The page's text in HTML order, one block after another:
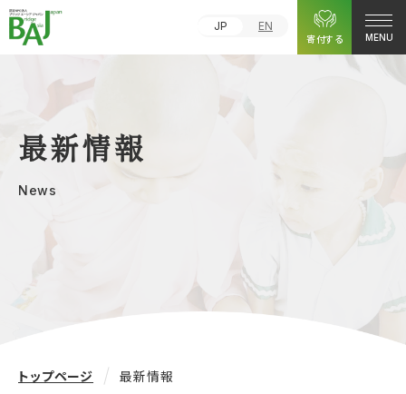
JP
EN
寄付する
MENU
最新情報
News
トップページ 最新情報